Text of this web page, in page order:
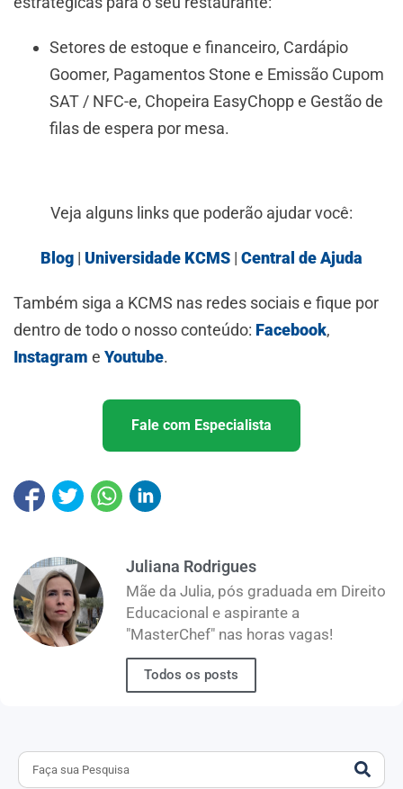
Setores de estoque e financeiro, Cardápio
Goomer, Pagamentos Stone e Emissão Cupom
SAT / NFC-e, Chopeira EasyChopp e Gestão de
filas de espera por mesa.
Veja alguns links que poderão ajudar você:
Blog | Universidade KCMS | Central de Ajuda
Também siga a KCMS nas redes sociais e fique por
dentro de todo o nosso conteúdo: Facebook,
Instagram e Youtube.
Fale com Especialista
Juliana Rodrigues
Mãe da Julia, pós graduada em Direito
Educacional e aspirante a
"MasterChef" nas horas vagas!
Todos os posts